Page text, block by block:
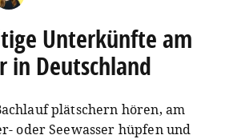
Unterkünfte am
in Deutschland
plätschern hören, am
oder Seewasser hüpfen und